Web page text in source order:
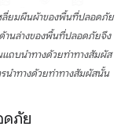
ลี่ยมผืนผ้าของพื้นที่ปลอดภัย
านล่างของพื้นที่ปลอดภัยจึง
ถบนําทางด้วยท่าทางสัมผัส
นำทางด้วยท่าทางสัมผัสนั้น
ดภัย